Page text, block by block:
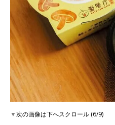
▼次の画像は下へスクロール (6/9)